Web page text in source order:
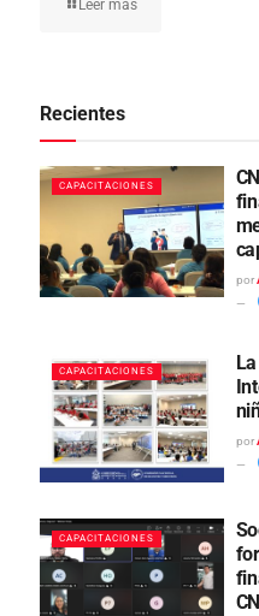
Leer más
Recientes
CAPACITACIONES
por
CAPACITACIONES
por
CAPACITACIONES